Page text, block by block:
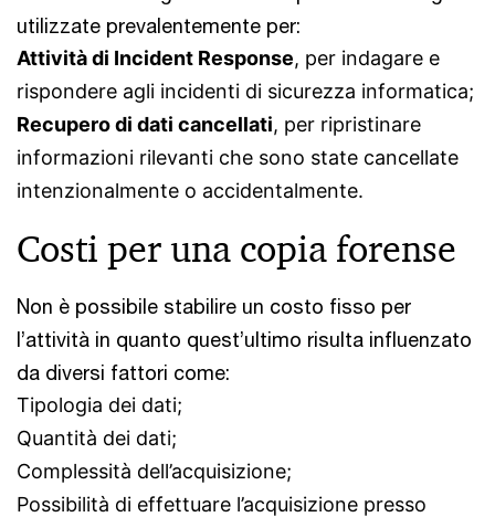
utilizzate prevalentemente per:
Attività di Incident Response, per indagare e
rispondere agli incidenti di sicurezza informatica;
Recupero di dati cancellati, per ripristinare
informazioni rilevanti che sono state cancellate
intenzionalmente o accidentalmente.
Costi per una copia forense
Non è possibile stabilire un costo fisso per
l’attività in quanto quest’ultimo risulta influenzato
da diversi fattori come:
Tipologia dei dati;
Quantità dei dati;
Complessità dell’acquisizione;
Possibilità di effettuare l’acquisizione presso